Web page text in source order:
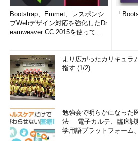
Bootstrap、Emmet、レスポンシ
ブWebデザイン対応を強化したDr
eamweaver CC 2015を使って
「
より広がったカリキュラ
指す (1/2)
勉強会で明らかになった
法──電子カルテ、臨床試
学用語プラットフォーム